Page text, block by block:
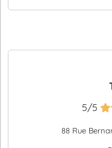
5/5
88 Rue